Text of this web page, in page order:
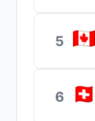
5
6